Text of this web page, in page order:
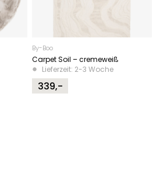
By-Boo
Carpet Soil – cremeweiß
Lieferzeit: 2-3 Woche
339,-